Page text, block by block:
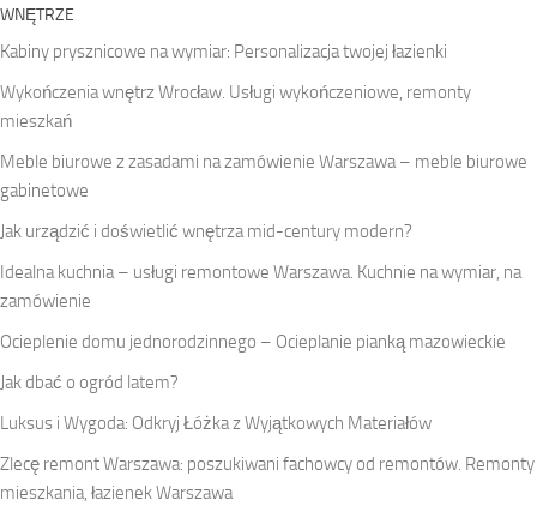
WNĘTRZE
Kabiny prysznicowe na wymiar: Personalizacja twojej łazienki
Wykończenia wnętrz Wrocław. Usługi wykończeniowe, remonty
mieszkań
Meble biurowe z zasadami na zamówienie Warszawa – meble biurowe
gabinetowe
Jak urządzić i doświetlić wnętrza mid-century modern?
Idealna kuchnia – usługi remontowe Warszawa. Kuchnie na wymiar, na
zamówienie
Ocieplenie domu jednorodzinnego – Ocieplanie pianką mazowieckie
Jak dbać o ogród latem?
Luksus i Wygoda: Odkryj Łóżka z Wyjątkowych Materiałów
Zlecę remont Warszawa: poszukiwani fachowcy od remontów. Remonty
mieszkania, łazienek Warszawa